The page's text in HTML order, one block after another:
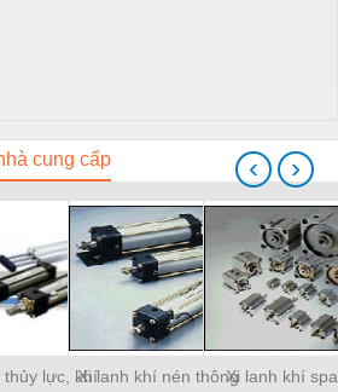
cung cấp
thủy lực, khíXi lanh khí nén thôngXi lanh khí
‹ ›